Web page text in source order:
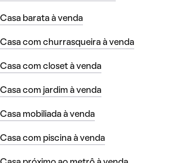
Casa barata à venda
Casa com churrasqueira à venda
Casa com closet à venda
Casa com jardim à venda
Casa mobiliada à venda
Casa com piscina à venda